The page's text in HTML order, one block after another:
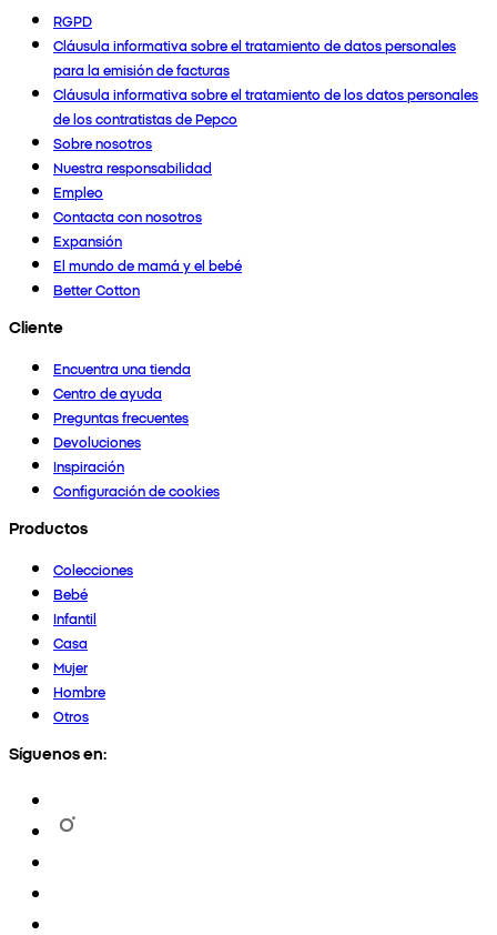
RGPD
Cláusula informativa sobre el tratamiento de datos personales
para la emisión de facturas
Cláusula informativa sobre el tratamiento de los datos personales
de los contratistas de Pepco
Sobre nosotros
Nuestra responsabilidad
Empleo
Contacta con nosotros
Expansión
El mundo de mamá y el bebé
Better Cotton
Cliente
Encuentra una tienda
Centro de ayuda
Preguntas frecuentes
Devoluciones
Inspiración
Configuración de cookies
Productos
Colecciones
Bebé
Infantil
Casa
Mujer
Hombre
Otros
Síguenos en: